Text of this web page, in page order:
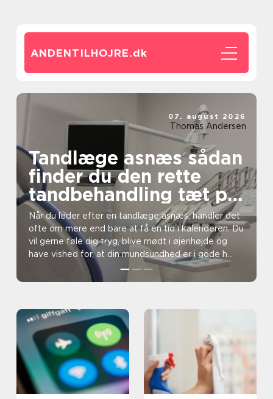
ANDENTILHOJRE.dk
Tandlæge asnæs sådan
finder du den rette
tandbehandling tæt på
dig
Når du leder efter en tandlæge asnæs, handler det
ofte om mere end bare at få en tid i kalenderen. Du
vil gerne føle dig tryg, blive mødt i øjenhøjde og
have vished for, at din mundsundhed er i gode h...
07. august 2026
Thomas Andersen